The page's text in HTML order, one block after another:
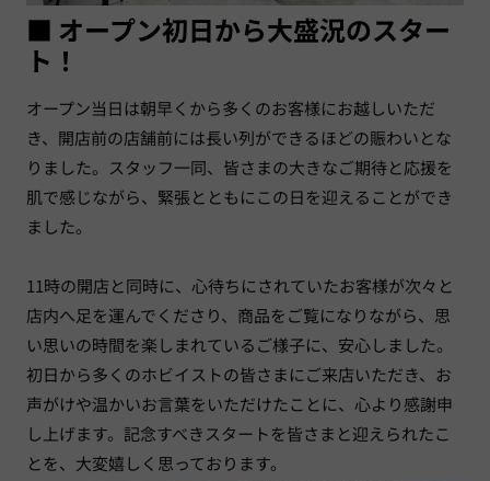
■ オープン初日から大盛況のスター
ト！
オープン当日は朝早くから多くのお客様にお越しいただ
き、開店前の店舗前には長い列ができるほどの賑わいとな
りました。スタッフ一同、皆さまの大きなご期待と応援を
肌で感じながら、緊張とともにこの日を迎えることができ
ました。
11時の開店と同時に、心待ちにされていたお客様が次々と
店内へ足を運んでくださり、商品をご覧になりながら、思
い思いの時間を楽しまれているご様子に、安心しました。
初日から多くのホビイストの皆さまにご来店いただき、お
声がけや温かいお言葉をいただけたことに、心より感謝申
し上げます。記念すべきスタートを皆さまと迎えられたこ
とを、大変嬉しく思っております。